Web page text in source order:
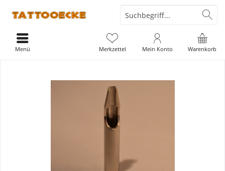
Warenkorb
Merkzettel Mein Konto
Menü